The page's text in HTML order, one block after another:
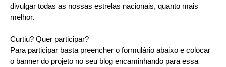
divulgar todas as nossas estrelas nacionais, quanto mais
melhor.
Curtiu? Quer participar?
Para participar basta preencher o formulário abaixo e colocar
o banner do projeto no seu blog encaminhando para essa